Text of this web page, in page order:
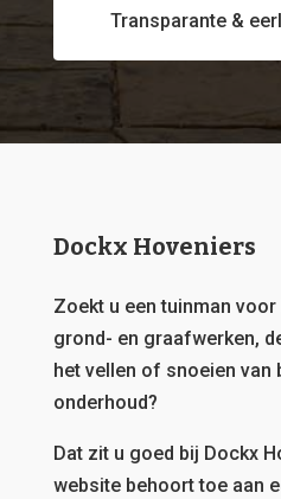
Transparante &
Dockx Hoveniers
Zoekt u een tuinman
grond- en graafwerken,
het vellen of snoeien van
onderhoud?
Dat zit u goed bij Dockx
website behoort toe aan